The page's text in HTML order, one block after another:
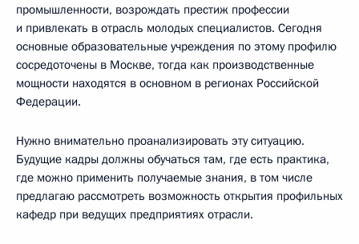
промышленности, возрождать престиж профессии
и привлекать в отрасль молодых специалистов. Сегодня
основные образовательные учреждения по этому профилю
сосредоточены в Москве, тогда как производственные
мощности находятся в основном в регионах Российской
Федерации.
Нужно внимательно проанализировать эту ситуацию.
Будущие кадры должны обучаться там, где есть практика,
где можно применить получаемые знания, в том числе
предлагаю рассмотреть возможность открытия профильных
кафедр при ведущих предприятиях отрасли.